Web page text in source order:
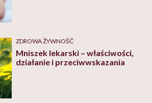
ZDROWA ŻYWNOŚĆ
Mniszek lekarski – właściwości,
działanie i przeciwwskazania